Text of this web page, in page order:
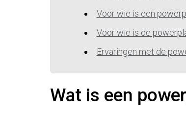
Voor wie is een
Voor wie is de
Ervaringen met de
Wat is een